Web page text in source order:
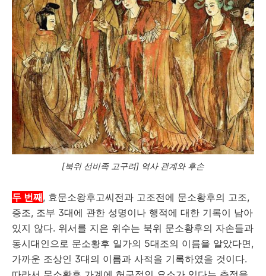
[북위 선비족 고구려] 역사 관계와 후손
두 번째, 효문소왕후고씨전과 고조전에 문소황후의 고조,
증조, 조부 3대에 관한 성명이나 행적에 대한 기록이 남아
있지 않다. 위서를 지은 위수는 북위 문소황후의 자손들과
동시대인으로 문소황후 일가의 5대조의 이름을 알았다면,
가까운 조상인 3대의 이름과 사적을 기록하였을 것이다.